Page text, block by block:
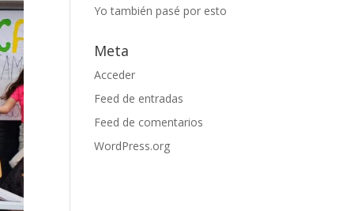
Yo también pasé por esto
Meta
Acceder
Feed de entradas
Feed de comentarios
WordPress.org